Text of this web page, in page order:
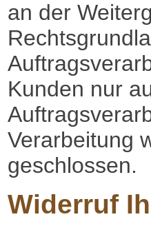
an der
Kunden nur
Verarbeitung
geschlossen.
Widerruf